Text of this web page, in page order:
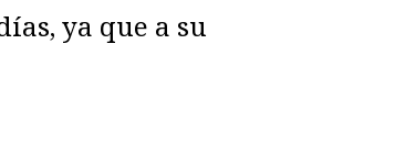
ya que a su